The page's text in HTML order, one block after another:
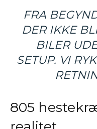
FRA
DER IKKE
BILER
SETUP. VI
805